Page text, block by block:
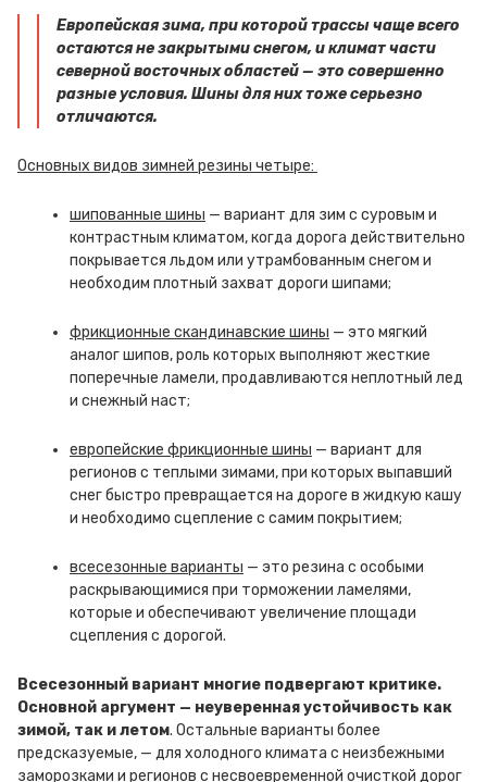
Европейская зима, при которой трассы чаще всего
остаются не закрытыми снегом, и климат части
северной восточных областей — это совершенно
разные условия. Шины для них тоже серьезно
отличаются.
Основных видов зимней резины четыре:
шипованные шины — вариант для зим с суровым и
контрастным климатом, когда дорога действительно
покрывается льдом или утрамбованным снегом и
необходим плотный захват дороги шипами;
фрикционные скандинавские шины — это мягкий
аналог шипов, роль которых выполняют жесткие
поперечные ламели, продавливаются неплотный лед
и снежный наст;
европейские фрикционные шины — вариант для
регионов с теплыми зимами, при которых выпавший
снег быстро превращается на дороге в жидкую кашу
и необходимо сцепление с самим покрытием;
всесезонные варианты — это резина с особыми
раскрывающимися при торможении ламелями,
которые и обеспечивают увеличение площади
сцепления с дорогой.
Всесезонный вариант многие подвергают критике.
Основной аргумент — неуверенная устойчивость как
зимой, так и летом. Остальные варианты более
предсказуемые, — для холодного климата с неизбежными
заморозками и регионов с несвоевременной очисткой дорог